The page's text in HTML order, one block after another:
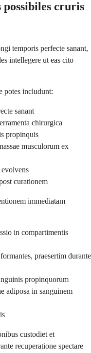
possibiles cruris
temporis perfecte sanant,
intellegere ut eas cito
potes includunt:
sanant
chirurgica
propinquis
musculorum ex
curationem
immediatam
in compartimentis
praesertim durante
propinquorum
adiposa in sanguinem
custodiet et
recuperatione spectare